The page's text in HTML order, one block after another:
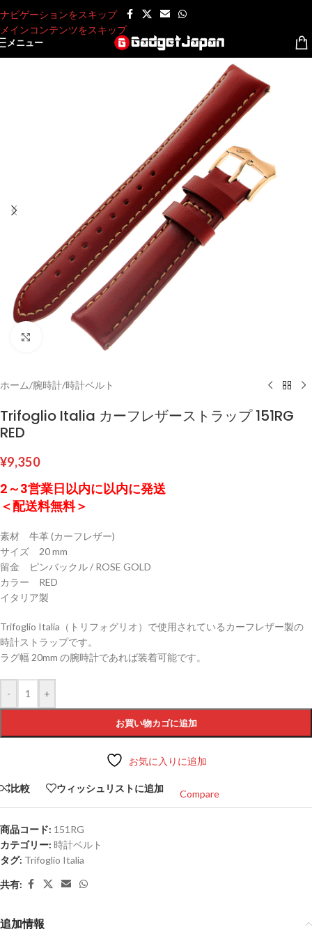
ナビゲーションをスキップ
メインコンテンツをスキップ
メニュー
クリックして拡大
ホーム/腕時計/時計ベルト
Trifoglio Italia カーフレザーストラップ 151RG
RED
¥9,350
2～3営業日以内に以内に発送
＜配送料無料＞
素材 牛革 (カーフレザー)
サイズ 20 mm
留金 ピンバックル / ROSE GOLD
カラー RED
イタリア製
Trifoglio Italia（トリフォグリオ）で使用されているカーフレザー製の
時計ストラップです。
ラグ幅 20mm の腕時計であれば装着可能です。
- +
お買い物カゴに追加
お気に入りに追加
比較 ウィッシュリストに追加
Compare
商品コード: 151RG
カテゴリー: 時計ベルト
タグ: Trifoglio Italia
共有:
追加情報